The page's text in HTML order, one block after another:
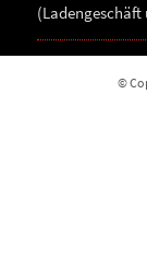
(Ladengeschäft
©